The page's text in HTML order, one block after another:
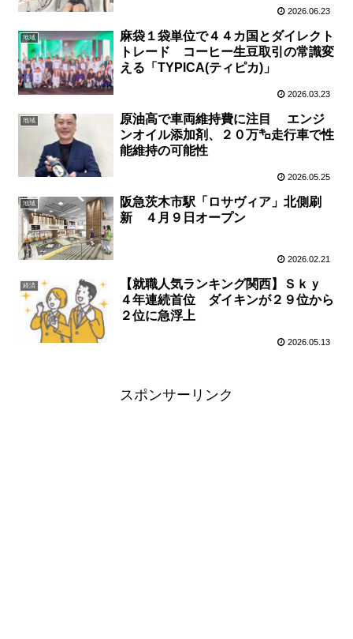
2026.06.23
地域
麻袋１袋単位で４４カ国とダイレクト
トレード コーヒー生豆取引の常識変
える「TYPICA(ティピカ)」
2026.03.23
地域
原油高で車両維持費に注目 エンジ
ンオイル添加剤、２０万㌔走行車で性
能維持の可能性
2026.05.25
地域
阪急茨木市駅「ロサヴィア」北側刷
新 ４月９日オープン
2026.02.21
経済
【就職人気ランキング関西】Ｓｋｙ
４年連続首位 ダイキンが２９位から
２位に急浮上
2026.05.13
スポンサーリンク